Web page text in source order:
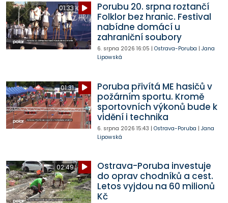
01:33
Porubu 20. srpna roztančí
Folklor bez hranic. Festival
nabídne domácí u
zahraniční soubory
6. srpna 2026 16:05 | Ostrava-Poruba | Jana
Lipowská
01:31
Poruba přivítá ME hasičů v
požárním sportu. Kromě
sportovních výkonů bude k
vidění i technika
6. srpna 2026 15:43 | Ostrava-Poruba | Jana
Lipowská
02:49
Ostrava-Poruba investuje
do oprav chodníků a cest.
Letos vyjdou na 60 milionů
Kč